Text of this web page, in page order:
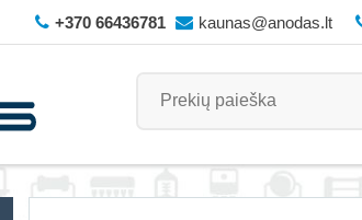
+370 66436781 kaunas@anodas.lt